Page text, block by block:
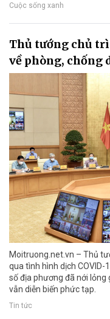
Cuộc sống xanh
Thủ tướng chủ
về phòng, chống
Moitruong.net.vn – Thủ
qua tình hình dịch
số địa phương đã nới lỏng
vẫn diễn biến phức tạp.
Tin tức